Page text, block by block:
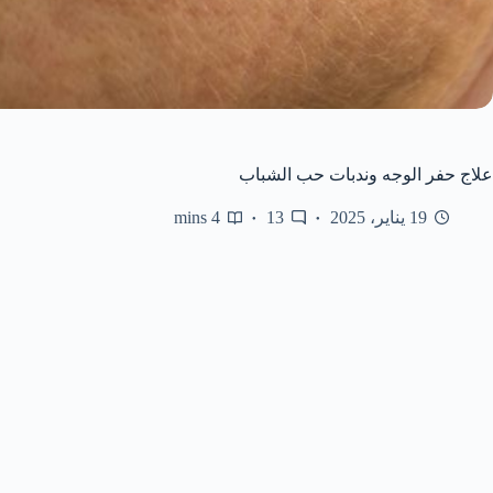
علاج حفر الوجه وندبات حب الشباب
19 يناير، 2025 13
4 mins